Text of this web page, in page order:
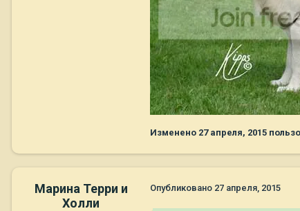
Изменено 27 апреля, 2015
Марина Терри и
Холли
Опубликовано 27 апреля, 2015